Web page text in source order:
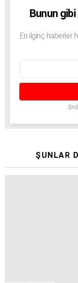
BÜLTEN
Bunun
En ilginç haberler
adresi:
ŞUNLAR